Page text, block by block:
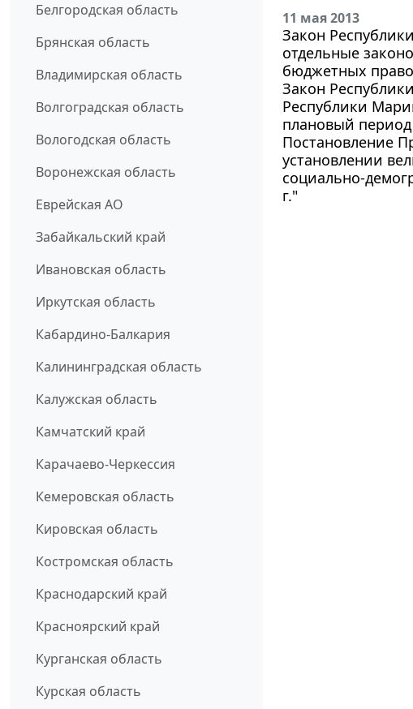
Белгородская область
Брянская область
Владимирская область
Волгоградская область
Вологодская область
Воронежская область
Еврейская АО
Забайкальский край
Ивановская область
Иркутская область
Кабардино-Балкария
Калининградская область
Калужская область
Камчатский край
Карачаево-Черкессия
Кемеровская область
Кировская область
Костромская область
Краснодарский край
Красноярский край
Курганская область
Курская область
11 мая 2013
Закон
отдельные
бюджетных
Закон
Республики
плановый период
Постановление
установлении
социально-
г."